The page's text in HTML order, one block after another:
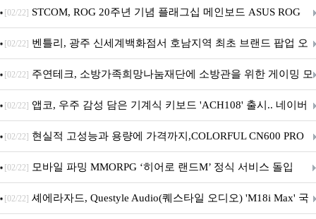
[02/22] STCOM, ROG 20주년 기념 플래그십 메인보드 ASUS ROG
Crosshair X870E EDITION 20 국내 출시 예정
[02/22] 벤틀리, 광주 신세계백화점서 호남지역 최초 브랜드 팝업 오
픈
[02/22] 주연테크, 소방가족희망나눔재단에 소방관을 위한 게이밍 모
니터·스마트 펫 침대 기부
[02/22] 앱코, 우주 감성 담은 기계식 키보드 'ACH108' 출시.. 네이버
브랜드데이 기획전 진행
[02/22] 현실적 고성능과 용량에 가격까지,COLORFUL CN600 PRO
M.2 NVMe 디앤디컴 1TB
[02/22] 모바일 파밍 MMORPG ‘히어로 랜드M’ 정식 서비스 돌입
[02/22] 셰에라자드, Questyle Audio(퀘스타일 오디오) 'M18i Max' 국